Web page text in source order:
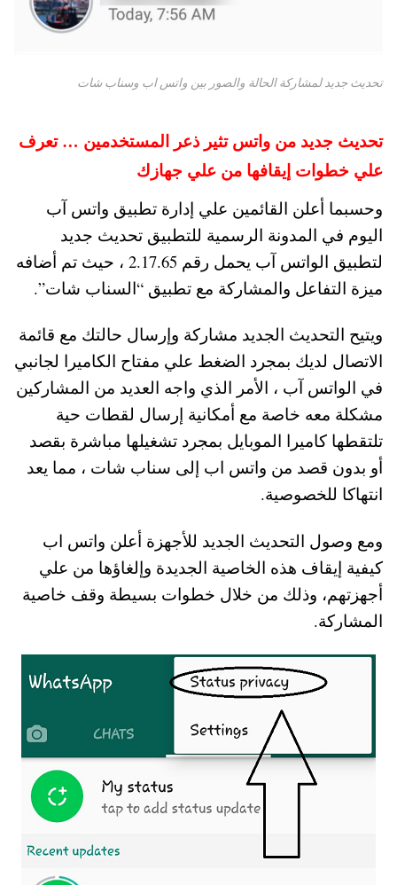
تحديث جديد لمشاركة الحالة والصور بين واتس اب وسناب شات
تحديث جديد من واتس تثير ذعر المستخدمين … تعرف
علي خطوات إيقافها من علي جهازك
وحسبما أعلن القائمين علي إدارة تطبيق واتس آب
اليوم في المدونة الرسمية للتطبيق تحديث جديد
لتطبيق الواتس آب يحمل رقم 2.17.65 ، حيث تم أضافه
ميزة التفاعل والمشاركة مع تطبيق “السناب شات”.
ويتيح التحديث الجديد مشاركة وإرسال حالتك مع قائمة
الاتصال لديك بمجرد الضغط علي مفتاح الكاميرا لجانبي
في الواتس آب ، الأمر الذي واجه العديد من المشاركين
مشكلة معه خاصة مع أمكانية إرسال لقطات حية
تلتقطها كاميرا الموبايل بمجرد تشغيلها مباشرة بقصد
أو بدون قصد من واتس اب إلى سناب شات ، مما يعد
انتهاكا للخصوصية.
ومع وصول التحديث الجديد للأجهزة أعلن واتس اب
كيفية إيقاف هذه الخاصية الجديدة وإلغاؤها من علي
أجهزتهم، وذلك من خلال خطوات بسيطة وقف خاصية
المشاركة.